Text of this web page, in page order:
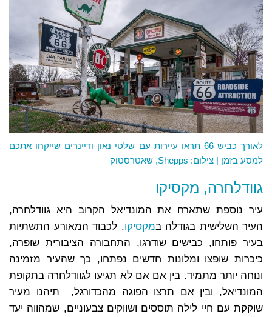
לאורך כביש 66 תראו עיירות עם שלטי נאון ודיינרים שייקחו אתכם
למסע בזמן | צילום: Shepps, שאטרסטוק
גוודלחרה, מקסיקו
עיר נוספת שתארח את המונדיאל הקרוב היא גוודלחרה,
העיר השלישית בגודלה במקסיקו. לכבוד המאורע התשתיות
בעיר פותחו, כבישים שודרגו, התחבורה הציבורית שופרה,
כיכרות שופצו ומלונות חדשים נפתחו, כך שהעיר מזמינה
ונוחה יותר מתמיד. בין אם אם לא תגיעו לגוודלחרה בתקופת
המונדיאל, ובין אם תרצו הפוגה מהכדורגל, תיהנו מעיר
שוקקת עם חיי לילה תוססים ושווקים צבעוניים, שמהווה יעד